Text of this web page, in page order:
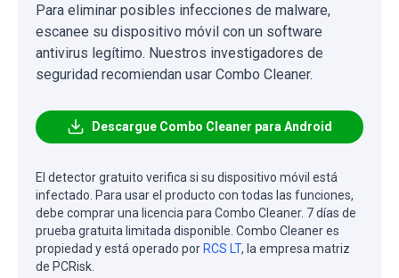
Para eliminar posibles infecciones de malware,
escanee su dispositivo móvil con un software
antivirus legítimo. Nuestros investigadores de
seguridad recomiendan usar Combo Cleaner.
Descargue Combo Cleaner para Android
El detector gratuito verifica si su dispositivo móvil está
infectado. Para usar el producto con todas las funciones,
debe comprar una licencia para Combo Cleaner. 7 días de
prueba gratuita limitada disponible. Combo Cleaner es
propiedad y está operado por RCS LT, la empresa matriz
de PCRisk.